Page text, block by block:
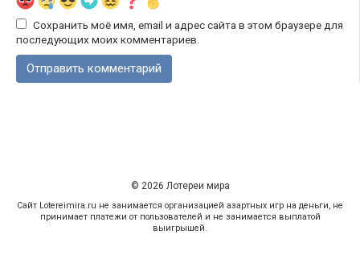
Сохранить моё имя, email и адрес сайта в этом браузере для
последующих моих комментариев.
© 2026 Лотереи мира
Сайт Lotereimira.ru не занимается организацией азартных игр на деньги, не
принимает платежи от пользователей и не занимается выплатой
выигрышей.